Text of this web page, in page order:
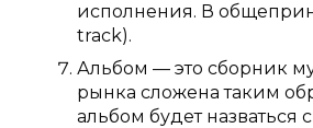
исполнения. В
track).
Альбом — это сборник
рынка сложена таким
альбом будет назваться